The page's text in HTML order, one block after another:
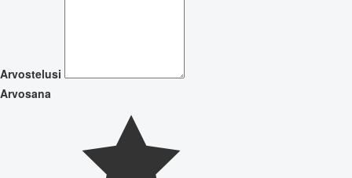
Arvostelusi
Arvosana